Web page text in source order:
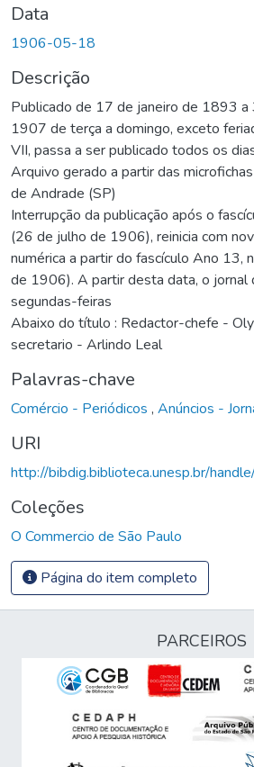
Data
1906-05-18
Descrição
Publicado de 17 de janeiro de 1893
1907 de terça a domingo, exceto
VII, passa a ser publicado todos os
Arquivo gerado a partir das
de Andrade (SP)
Interrupção da publicação após o
(26 de julho de 1906), reinicia com
numérica a partir do fascículo Ano 13,
de 1906). A partir desta data, o jornal
segundas-feiras
Abaixo do título : Redactor-chefe -
secretario - Arlindo Leal
Palavras-chave
Comércio - Periódicos , Anúncios -
URI
http://bibdig.biblioteca.unesp.br/
Coleções
O Commercio de São Paulo
Página do item completo
PARCEIROS